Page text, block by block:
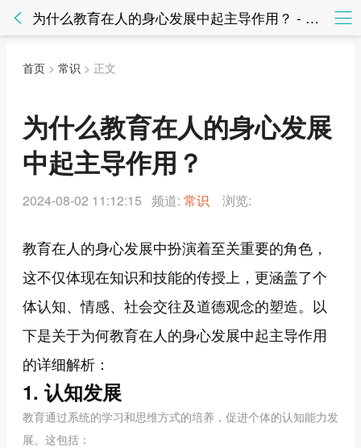
为什么教育在人的身心发展中起主导作用？ - 常识 - 知法网知法网
首页 > 常识 > 正文
为什么教育在人的身心发展
中起主导作用？
2024-08-02 11:12:15 频道: 常识 浏览:
教育在人的身心发展中扮演着至关重要的角色，
这不仅体现在知识和技能的传授上，更涵盖了个
体认知、情感、社会交往及道德观念的塑造。以
下是关于为何教育在人的身心发展中起主导作用
的详细解析：
1. 认知发展
教育通过系统的学习和思维方式的培养，促进个体的认知能力发
展。这包括：